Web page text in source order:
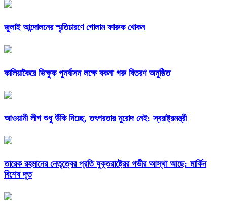
জুলাই আন্দোলনের স্মৃতিচারণে গোলাম ফারুক খোকন
কালিয়াকৈরে ভিক্ষুক পুনর্বাসন লক্ষে বকনা গরু বিতরণ অনুষ্ঠিত
আওয়ামী লীগ শুধু উঁকি দিচ্ছে, তৎপরতার মুরোদ নেই: স্বরাষ্ট্রমন্ত্রী
তারেক রহমানের নেতৃত্বের প্রতি যুক্তরাষ্ট্রের গভীর আস্থা আছে: মার্কিন
বিশেষ দূত